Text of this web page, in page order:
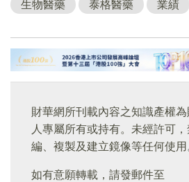
生物醫藥 泰格醫藥 業績
財華網所刊載內容之知識產權
人專屬所有或持有。未經許可
編、複製及建立鏡像等任何使用
如有意願轉載，請發郵件至